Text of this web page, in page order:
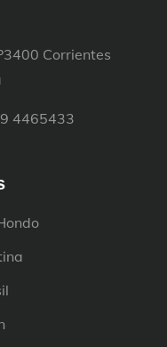
Corrientes
4465433